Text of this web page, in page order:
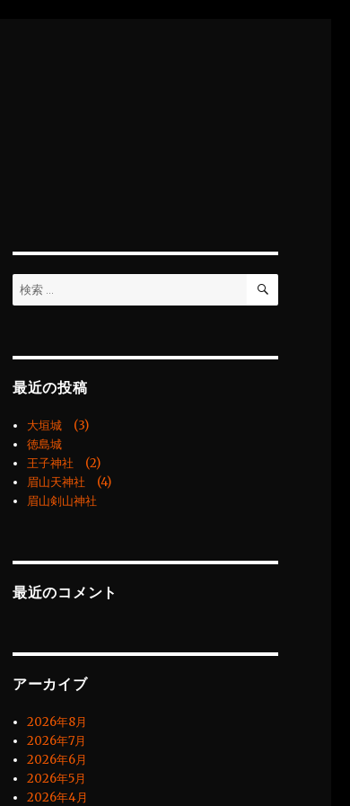
検
索:
検
最近の投稿
大垣城 (3)
徳島城
王子神社 (2)
眉山天神社 (4)
眉山剣山神社
最近のコメント
アーカイブ
2026年8月
2026年7月
2026年6月
2026年5月
2026年4月